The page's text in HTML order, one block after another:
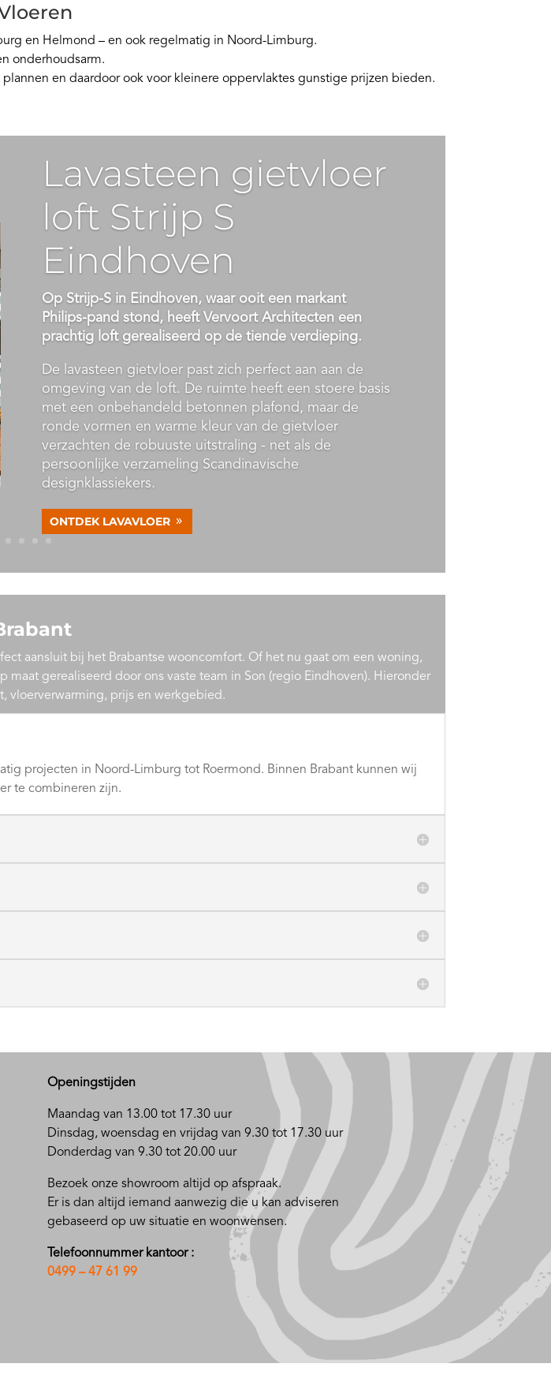
en Helmond – en ook regelmatig in Noord-Limburg.
onderhoudsarm.
en daardoor ook voor kleinere oppervlaktes gunstige prijzen bieden.
Lavasteen gietvloer
loft Strijp S
Eindhoven
Op Strijp-S in Eindhoven, waar ooit een markant
Philips-pand stond, heeft Vervoort Architecten een
prachtig loft gerealiseerd op de tiende verdieping.
De lavasteen gietvloer past zich perfect aan aan de
omgeving van de loft. De ruimte heeft een stoere basis
met een onbehandeld betonnen plafond, maar de
ronde vormen en warme kleur van de gietvloer
verzachten de robuuste uitstraling - net als de
persoonlijke verzameling Scandinavische
designklassiekers.
ONTDEK LAVAVLOER
aansluit bij het Brabantse wooncomfort. Of het nu gaat om een woning,
gerealiseerd door ons vaste team in Son (regio Eindhoven). Hieronder
vloerverwarming, prijs en werkgebied.
projecten in Noord-Limburg tot Roermond. Binnen Brabant kunnen wij
te combineren zijn.
Openingstijden
Maandag van 13.00 tot 17.30 uur
Dinsdag, woensdag en vrijdag van 9.30 tot 17.30 uur
Donderdag van 9.30 tot 20.00 uur
Bezoek onze showroom altijd op afspraak.
Er is dan altijd iemand aanwezig die u kan adviseren
gebaseerd op uw situatie en woonwensen.
Telefoonnummer kantoor :
0499 – 47 61 99